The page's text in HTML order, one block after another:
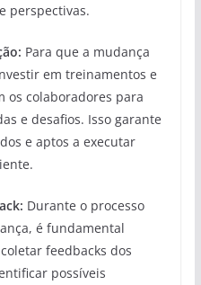
perspectivas.
Para que a mudança
em treinamentos e
os colaboradores para
e desafios. Isso garante
e aptos a executar
Durante o processo
é fundamental
feedbacks dos
possíveis